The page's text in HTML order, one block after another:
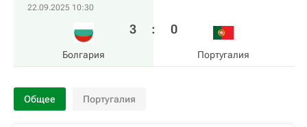
22.09.2025 10:30
Болгария
3 : 0
Португалия
Общее Португалия